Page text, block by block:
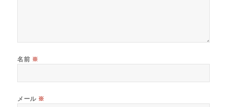
名前 ※
メール ※